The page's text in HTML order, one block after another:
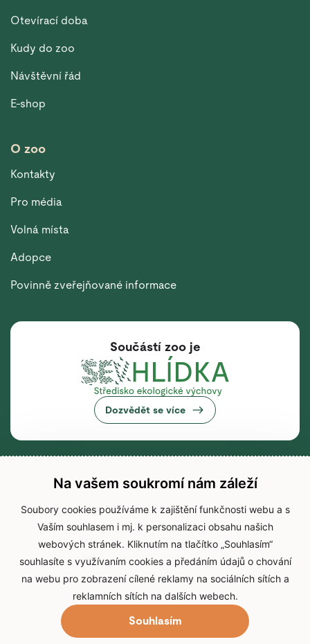
Otevírací doba
Kudy do zoo
Návštěvní řád
E-shop
O zoo
Kontakty
Pro média
Volná místa
Adopce
Povinně zveřejňované informace
Součástí zoo je
Dozvědět se více
© 2026 Zoo Brno
Na vašem soukromí nám záleží
Soubory cookies používáme k zajištění funkčnosti webu a s
Vaším souhlasem i mj. k personalizaci obsahu našich
webových stránek. Kliknutím na tlačítko „Souhlasím“
souhlasíte s využívaním cookies a předáním údajů o chování
na webu pro zobrazení cílené reklamy na sociálních sítích a
reklamních sítích na dalších webech.
Souhlasím